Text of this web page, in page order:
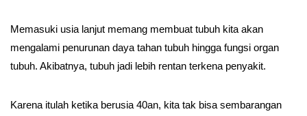
Memasuki usia lanjut memang membuat tubuh kita akan
mengalami penurunan daya tahan tubuh hingga fungsi organ
tubuh. Akibatnya, tubuh jadi lebih rentan terkena penyakit.
Karena itulah ketika berusia 40an, kita tak bisa sembarangan